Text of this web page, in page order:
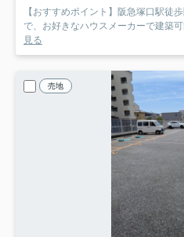
【おすすめポイント】阪急塚口駅徒
で、お好きなハウスメーカーで建築
見る
売地